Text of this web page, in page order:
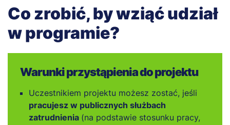
Co zrobić, by wziąć udział
w programie?
Warunki przystąpienia do projektu
Uczestnikiem projektu możesz zostać, jeśli
pracujesz w publicznych służbach
zatrudnienia (na podstawie stosunku pracy,